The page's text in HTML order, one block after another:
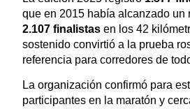
que en 2015 había alcanzado un
2.107 finalistasen los 42
sostenido convirtió a la prueba
referencia para corredores de
La organización confirmó para
participantes en la maratón y